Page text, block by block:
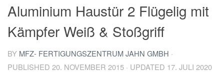
Aluminium Haustür 2 Flügelig mit
Kämpfer Weiß & Stoßgriff
BY MFZ- FERTIGUNGSZENTRUM JAHN GMBH ·
PUBLISHED 20. NOVEMBER 2015 · UPDATED 17. JULI 2020